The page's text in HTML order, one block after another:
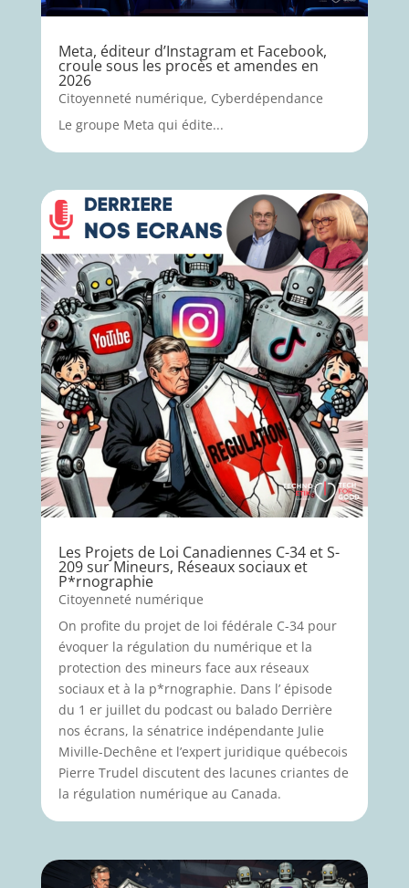
Meta, éditeur d’Instagram et Facebook,
croule sous les procès et amendes en
2026
Citoyenneté numérique, Cyberdépendance
Le groupe Meta qui édite...
Les Projets de Loi Canadiennes C-34 et S-
209 sur Mineurs, Réseaux sociaux et
P*rnographie
Citoyenneté numérique
On profite du projet de loi fédérale C-34 pour
évoquer la régulation du numérique et la
protection des mineurs face aux réseaux
sociaux et à la p*rnographie. Dans l’ épisode
du 1 er juillet du podcast ou balado Derrière
nos écrans, la sénatrice indépendante Julie
Miville-Dechêne et l’expert juridique québecois
Pierre Trudel discutent des lacunes criantes de
la régulation numérique au Canada.